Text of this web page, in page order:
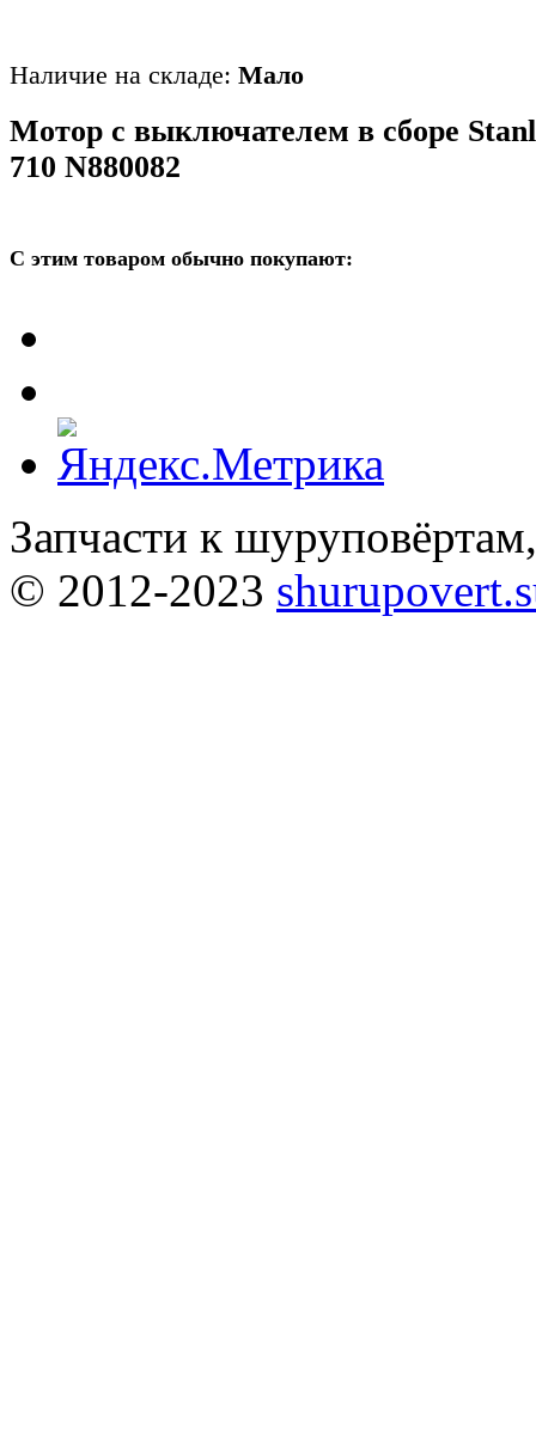
Наличие на складе: Мало
Мотор с выключателем в сборе
710 N880082
С этим товаром обычно покупают:
Запчасти к
© 2012-2023